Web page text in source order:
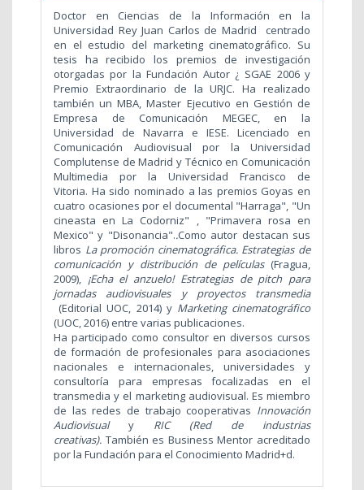
Doctor en Ciencias de la Información en la
Universidad Rey Juan Carlos de Madrid centrado
en el estudio del marketing cinematográfico. Su
tesis ha recibido los premios de investigación
otorgadas por la Fundación Autor ¿ SGAE 2006 y
Premio Extraordinario de la URJC. Ha realizado
también un MBA, Master Ejecutivo en Gestión de
Empresa de Comunicación MEGEC, en la
Universidad de Navarra e IESE. Licenciado en
Comunicación Audiovisual por la Universidad
Complutense de Madrid y Técnico en Comunicación
Multimedia por la Universidad Francisco de
Vitoria. Ha sido nominado a las premios Goyas en
cuatro ocasiones por el documental "Harraga", "Un
cineasta en La Codorniz" , "Primavera rosa en
Mexico" y "Disonancia"..Como autor destacan sus
libros La promoción cinematográfica. Estrategias de
comunicación y distribución de películas(Fragua,
2009), ¡Echa el anzuelo! Estrategias de pitch para
jornadas audiovisuales y proyectos transmedia
(Editorial UOC, 2014) y Marketing cinematográfico
(UOC, 2016) entre varias publicaciones.
Ha participado como consultor en diversos cursos
de formación de profesionales para asociaciones
nacionales e internacionales, universidades y
consultoría para empresas focalizadas en el
transmedia y el marketing audiovisual. Es miembro
de las redes de trabajo cooperativas Innovación
Audiovisualy RIC (Red de industrias
creativas). También es Business Mentor acreditado
por la Fundación para el Conocimiento Madrid+d.